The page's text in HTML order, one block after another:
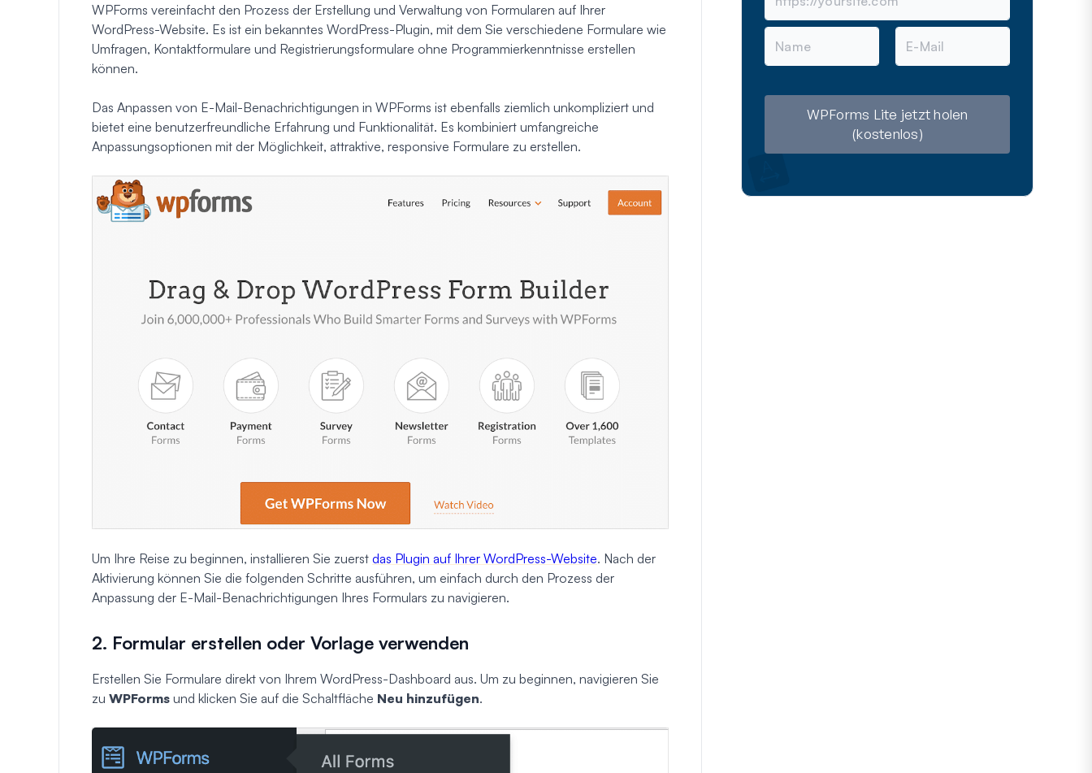
WPForms vereinfacht den Prozess der Erstellung und Verwaltung von Formularen auf Ihrer
WordPress-Website. Es ist ein bekanntes WordPress-Plugin, mit dem Sie verschiedene Formulare wie
Umfragen, Kontaktformulare und Registrierungsformulare ohne Programmierkenntnisse erstellen
können.
Das Anpassen von E-Mail-Benachrichtigungen in WPForms ist ebenfalls ziemlich unkompliziert und
bietet eine benutzerfreundliche Erfahrung und Funktionalität. Es kombiniert umfangreiche
Anpassungsoptionen mit der Möglichkeit, attraktive, responsive Formulare zu erstellen.
Um Ihre Reise zu beginnen, installieren Sie zuerst das Plugin auf Ihrer WordPress-Website. Nach der
Aktivierung können Sie die folgenden Schritte ausführen, um einfach durch den Prozess der
Anpassung der E-Mail-Benachrichtigungen Ihres Formulars zu navigieren.
2. Formular erstellen oder Vorlage verwenden
Erstellen Sie Formulare direkt von Ihrem WordPress-Dashboard aus. Um zu beginnen, navigieren Sie
zu WPForms und klicken Sie auf die Schaltfläche Neu hinzufügen.
N
m
E
M
WPForms Lite jetzt holen
(kostenlos)